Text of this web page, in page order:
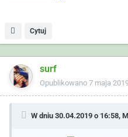
Cytuj
surf
Opublikowano 7 maja
W dniu 30.04.2019 o 16:58,